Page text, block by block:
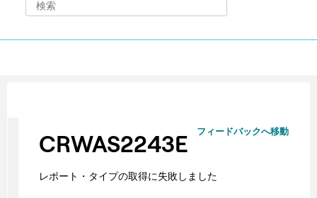
フィードバックへ移動
CRWAS2243E
レポート・タイプの取得に失敗しました